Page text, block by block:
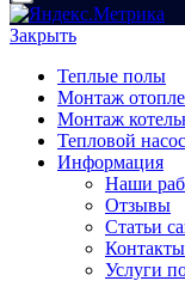
Закрыть
Теплые полы
Монтаж
Монтаж
Тепловой насос
Информация
Наши
Отзывы
Статьи
Контакты
Услуги